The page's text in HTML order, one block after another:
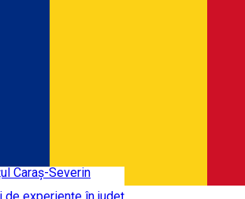
Caraș-Severin